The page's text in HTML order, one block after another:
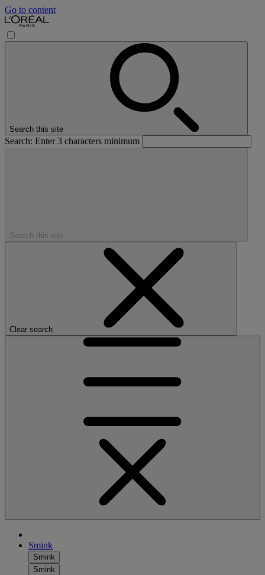
Go to content
Search this site
Search: Enter 3 characters minimum
Search this site
Clear search
Smink
Smink
Smink